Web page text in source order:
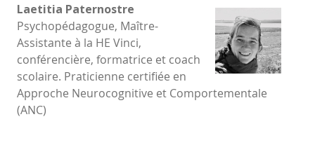
Laetitia Paternostre
Psychopédagogue, Maître-
Assistante à la HE Vinci,
conférencière, formatrice et coach
scolaire. Praticienne certifiée en
Approche Neurocognitive et Comportementale
(ANC)